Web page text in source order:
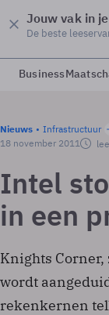
Jouw vak in
De beste
Business
Nieuws
Infrastructuur
18 november 2011
Intel
in een
Knights Corner,
wordt
rekenkernen